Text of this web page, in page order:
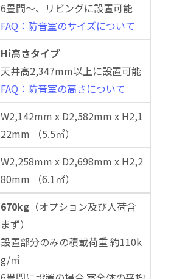
6畳間～、リビングに設置可能
FAQ：防音室のサイズについて
Hi高さタイプ
天井高2,347mm以上に設置可能
FAQ：防音室の高さについて
W2,142mm x D2,582mm x H2,1
22mm （5.5㎡）
W2,258mm x D2,698mm x H2,2
80mm （6.1㎡）
670kg （オプション及び人荷含
まず）
設置部分のみの積載荷重 約110k
g/㎡